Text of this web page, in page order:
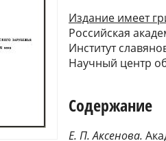
Издание имеет
Российская
Институт
Научный центр
Содержание
Е. П. Аксенова.